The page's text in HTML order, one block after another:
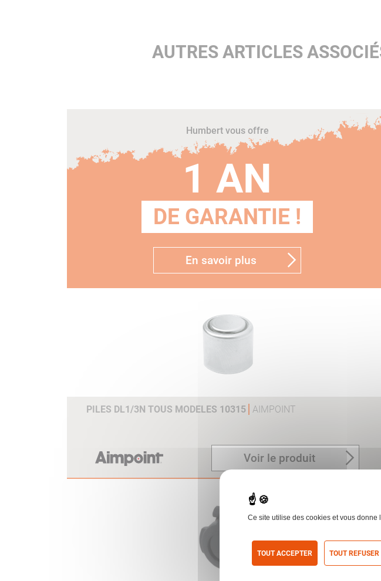
AUTRES ARTICLES
Humbert vous offre
1 AN
DE GARANTIE !
En savoir plus
PILES DL1/3N TOUS MODELES 10315 AIMPOINT
Voir le produit
Ce site utilise des cookies et vous
TOUT ACCEPTER TOUT REFUSER